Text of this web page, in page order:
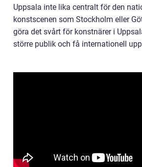
Uppsala inte lika centralt för den
konstscenen som Stockholm eller
göra det svårt för konstnärer i
större publik och få internationell